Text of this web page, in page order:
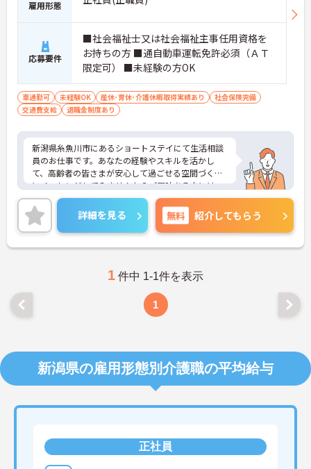
雇用形態
応募要件
■社会福祉士又は社会福祉主事任用資格を
お持ちの方 ■通自動車運転免許必須（ＡＴ
限定可） ■未経験の方OK
車通勤可 未経験OK 産休･育休･介護休暇取得実績あり
社会保険完備
交通費支給
退職金制度あり
新潟県糸魚川市にあるショートステイにて生活相談
員のお仕事です。あなたの経験やスキルを活かし
て、高齢者の皆さまが安心して過ごせる空間づくり
にチャレンジしてみませんか？ご興味ある方には、
面接対策ポイントなど、さらに詳細をお話しいたし
ますのでお気軽にご相談ください。
詳細を見る 無料 紹介してもらう
1 件中 1-1件を表示
1
新潟県の雇用形態別介護職の平均給与
正社員